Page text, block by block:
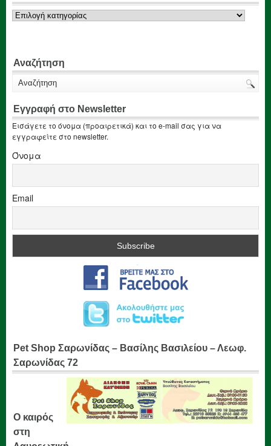
Κατηγορίες
Αναζήτηση
Εγγραφή στο Newsletter
Εισάγετε το όνομα (προαιρετικά) και το e-mail σας για να
εγγραφείτε στο newsletter.
Όνομα
Email
Pet Shop Σαρωνίδας – Βασίλης Βασιλείου – Λεωφ.
Σαρωνίδας 72
Ο καιρός
στη